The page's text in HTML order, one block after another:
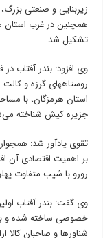
زیربنایی و صنعتی
همچنین در غرب استان
تشکیل شد.
روستاههای گرزه و
جزیره کیش شناخته
تقوی یادآور شد:
رورو با شیب متفاوت
وی گفت: بندر آفتاب
خصوصی ساخته شده و با
شناورها و صاحبان کالا